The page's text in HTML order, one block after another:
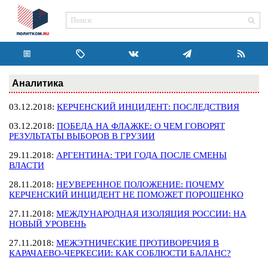
Аналитика
03.12.2018: КЕРЧЕНСКИЙ ИНЦИДЕНТ: ПОСЛЕДСТВИЯ
03.12.2018: ПОБЕДА НА ФЛАЖКЕ: О ЧЕМ ГОВОРЯТ
РЕЗУЛЬТАТЫ ВЫБОРОВ В ГРУЗИИ
29.11.2018: АРГЕНТИНА: ТРИ ГОДА ПОСЛЕ СМЕНЫ
ВЛАСТИ
28.11.2018: НЕУВЕРЕННОЕ ПОЛОЖЕНИЕ: ПОЧЕМУ
КЕРЧЕНСКИЙ ИНЦИДЕНТ НЕ ПОМОЖЕТ ПОРОШЕНКО
27.11.2018: МЕЖДУНАРОДНАЯ ИЗОЛЯЦИЯ РОССИИ: НА
НОВЫЙ УРОВЕНЬ
27.11.2018: МЕЖЭТНИЧЕСКИЕ ПРОТИВОРЕЧИЯ В
КАРАЧАЕВО-ЧЕРКЕСИИ: КАК СОБЛЮСТИ БАЛАНС?